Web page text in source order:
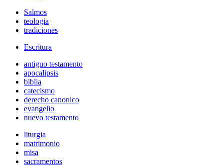
Salmos
teologia
tradiciones
Escritura
antiguo testamento
apocalipsis
biblia
catecismo
derecho canonico
evangelio
nuevo testamento
liturgia
matrimonio
misa
sacramentos